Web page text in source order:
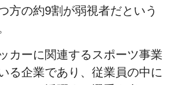
方の約9割が弱視者だという
カーに関連するスポーツ事業
る企業であり、従業員の中に